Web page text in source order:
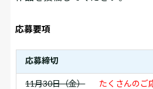
応募要項
応募締切
11月30日（金）
たくさんのご